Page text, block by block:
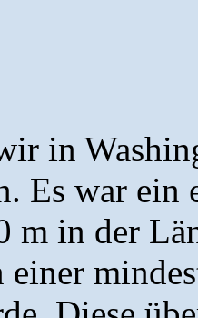
in
Es war ein
m in der
einer